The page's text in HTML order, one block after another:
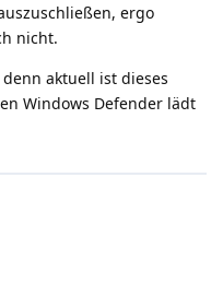
ergo
nicht.
aktuell ist dieses
Windows Defender lädt